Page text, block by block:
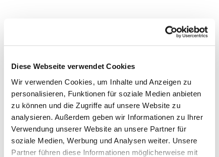
Diese Webseite verwendet Cookies
Wir verwenden Cookies, um Inhalte und Anzeigen zu
personalisieren, Funktionen für soziale Medien anbieten
zu können und die Zugriffe auf unsere Website zu
analysieren. Außerdem geben wir Informationen zu Ihrer
Verwendung unserer Website an unsere Partner für
soziale Medien, Werbung und Analysen weiter. Unsere
Partner führen diese Informationen möglicherweise mit
Dies könnte Sie auch
interessieren